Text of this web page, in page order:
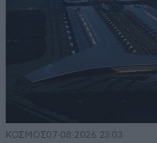
ΚΟΣΜΟΣ07·08·2026 23:03